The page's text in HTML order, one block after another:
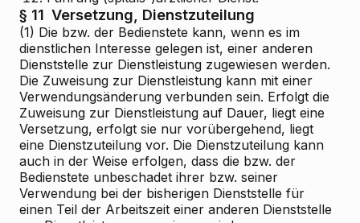
§ 11 Versetzung, Dienstzuteilung
(1) Die bzw. der Bedienstete kann, wenn es im
dienstlichen Interesse gelegen ist, einer anderen
Dienststelle zur Dienstleistung zugewiesen werden.
Die Zuweisung zur Dienstleistung kann mit einer
Verwendungsänderung verbunden sein. Erfolgt die
Zuweisung zur Dienstleistung auf Dauer, liegt eine
Versetzung, erfolgt sie nur vorübergehend, liegt
eine Dienstzuteilung vor. Die Dienstzuteilung kann
auch in der Weise erfolgen, dass die bzw. der
Bedienstete unbeschadet ihrer bzw. seiner
Verwendung bei der bisherigen Dienststelle für
einen Teil der Arbeitszeit einer anderen Dienststelle